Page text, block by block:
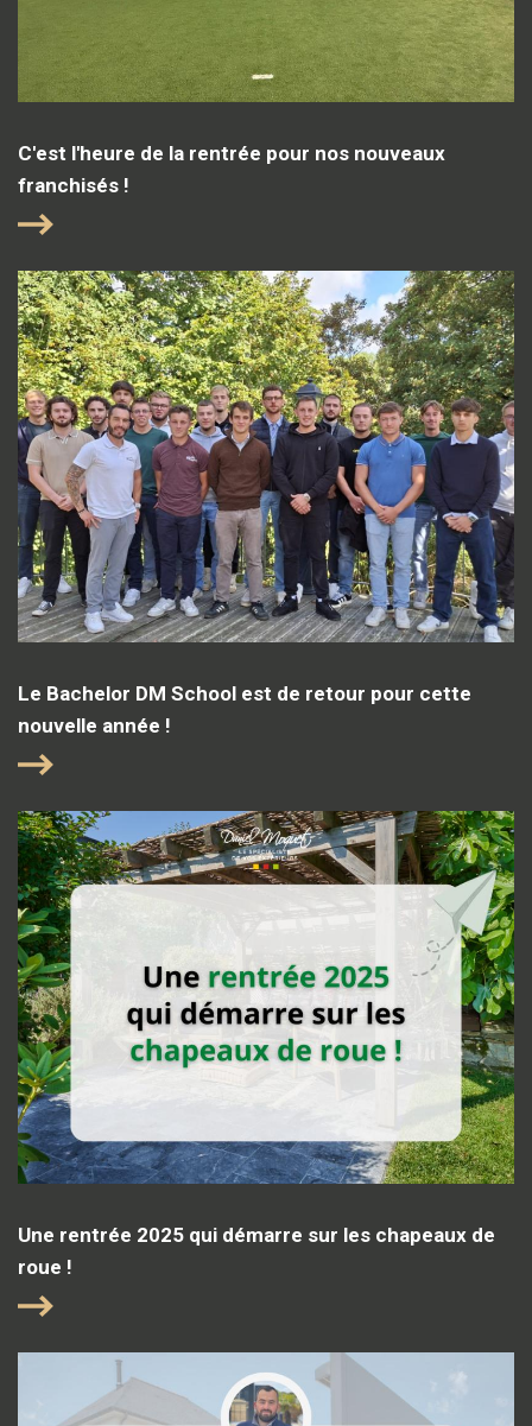
C'est l'heure de la rentrée pour nos nouveaux
franchisés !
Le Bachelor DM School est de retour pour cette
nouvelle année !
Une rentrée 2025 qui démarre sur les chapeaux de
roue !